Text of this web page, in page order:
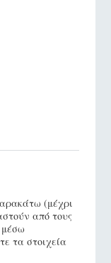
(μέχρι
από τους
μέσω
τα στοιχεία